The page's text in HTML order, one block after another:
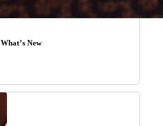
What’s New